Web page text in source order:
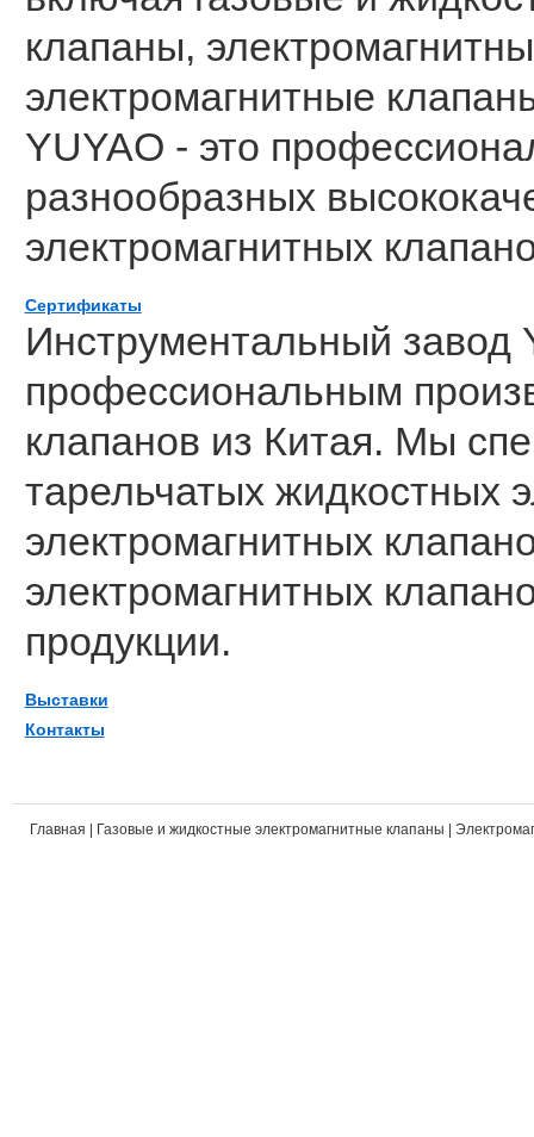
клапаны,
электромагнитные
YUYAO - это
разнообразных
электромагнитных
Сертификаты
Инструментальный завод
профессиональным
клапанов из Китая. Мы
тарельчатых жидкостных
электромагнитных
электромагнитных
продукции.
Выставки
Контакты
Главная Газовые и жидкостные электромагнитные клапаны